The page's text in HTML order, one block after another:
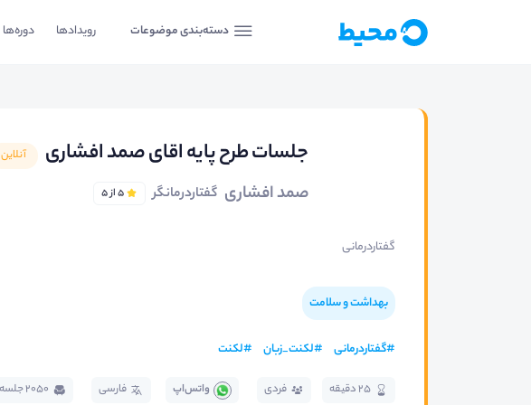
دسته‌بندی موضوعات رویدادها دوره‌ها
جلسات طرح پایه اقای صمد افشاری آنلاین
صمد افشاری گفتاردرمانگر 5 از 5
گفتاردرمانی
بهداشت و سلامت
#گفتاردرمانی #لکنت_زبان #لکنت
25 دقیقه فردی واتس‌اپ فارسی 2050 جلسه برگزار‌شده